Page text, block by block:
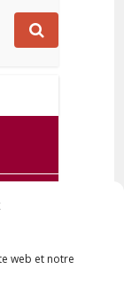
web et notre